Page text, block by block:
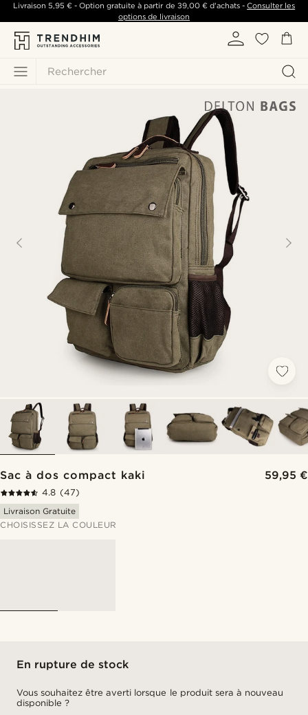
Rechercher
Livraison 5,95 €- Option gratuite à partir de 39,00 €d'achats -Consulter les
options de livraison
Sac à dos compact kaki 59,95 €
4.8 (47)
Livraison Gratuite
CHOISISSEZ LA COULEUR
En rupture de stock
Vous souhaitez être averti lorsque le produit sera à nouveau
disponible ?